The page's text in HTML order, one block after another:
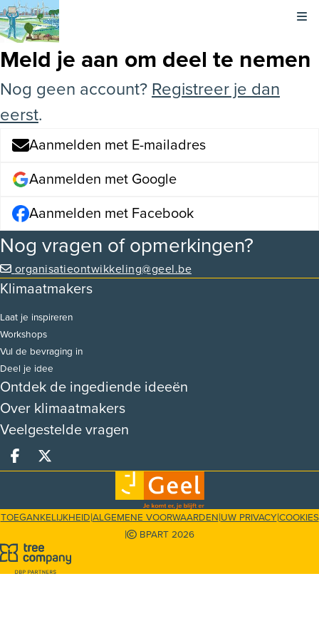
Meld je aan om deel te nemen
Nog geen account? Registreer je dan
eerst.
Aanmelden met E-mailadres
Aanmelden met Google
Aanmelden met Facebook
Nog vragen of opmerkingen?
organisatieontwikkeling@geel.be
Klimaatmakers
Laat je inspireren
Workshops
Vul de bevraging in
Deel je idee
Ontdek de ingediende ideeën
Over klimaatmakers
Veelgestelde vragen
Deel op facebook
Deel op X
TOEGANKELIJKHEID|ALGEMENE VOORWAARDEN|UW PRIVACY|COOKIES
| BPART 2026